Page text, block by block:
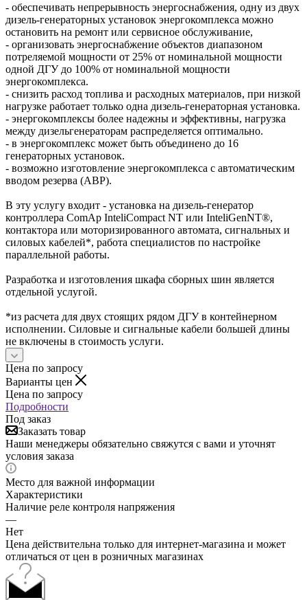
- обеспечивать непрерывность энергоснабжения, одну из двух
дизель-генераторных установок энергокомплекса можно
остановить на ремонт или сервисное обслуживание,
- организовать энергоснабжение объектов диапазоном
потреляемой мощности от 25% от номинальной мощности
одной ДГУ до 100% от номинальной мощности
энергокомплекса.
- снизить расход топлива и расходных материалов, при низкой
нагрузке работает только одна дизель-генераторная установка.
- энергокомплексы более надежны и эффективны, нагрузка
между дизельгенераторам распределяется оптимально.
- в энергокомплекс может быть объединено до 16
генераторных установок.
- возможно изготовление энергокомплекса с автоматическим
вводом резерва (АВР).
В эту услугу входит - установка на дизель-генератор
контроллера ComAp InteliCompact NT или InteliGenNT®,
контактора или моторизированного автомата, сигнальных и
силовых кабелей*, работа специалистов по настройке
параллельной работы.
Разработка и изготовления шкафа сборных шин является
отдельной услугой.
*из расчета для двух стоящих рядом ДГУ в контейнерном
исполнении. Силовые и сигнальные кабели большей длины
не включены в стоимость услуги.
Цена по запросу
Варианты цен
Цена по запросу
Подробности
Под заказ
Заказать товар
Наши менеджеры обязательно свяжутся с вами и уточнят
условия заказа
Место для важной информации
Характеристики
Наличие реле контроля напряжения
—
Нет
Цена действительна только для интернет-магазина и может
отличаться от цен в розничных магазинах